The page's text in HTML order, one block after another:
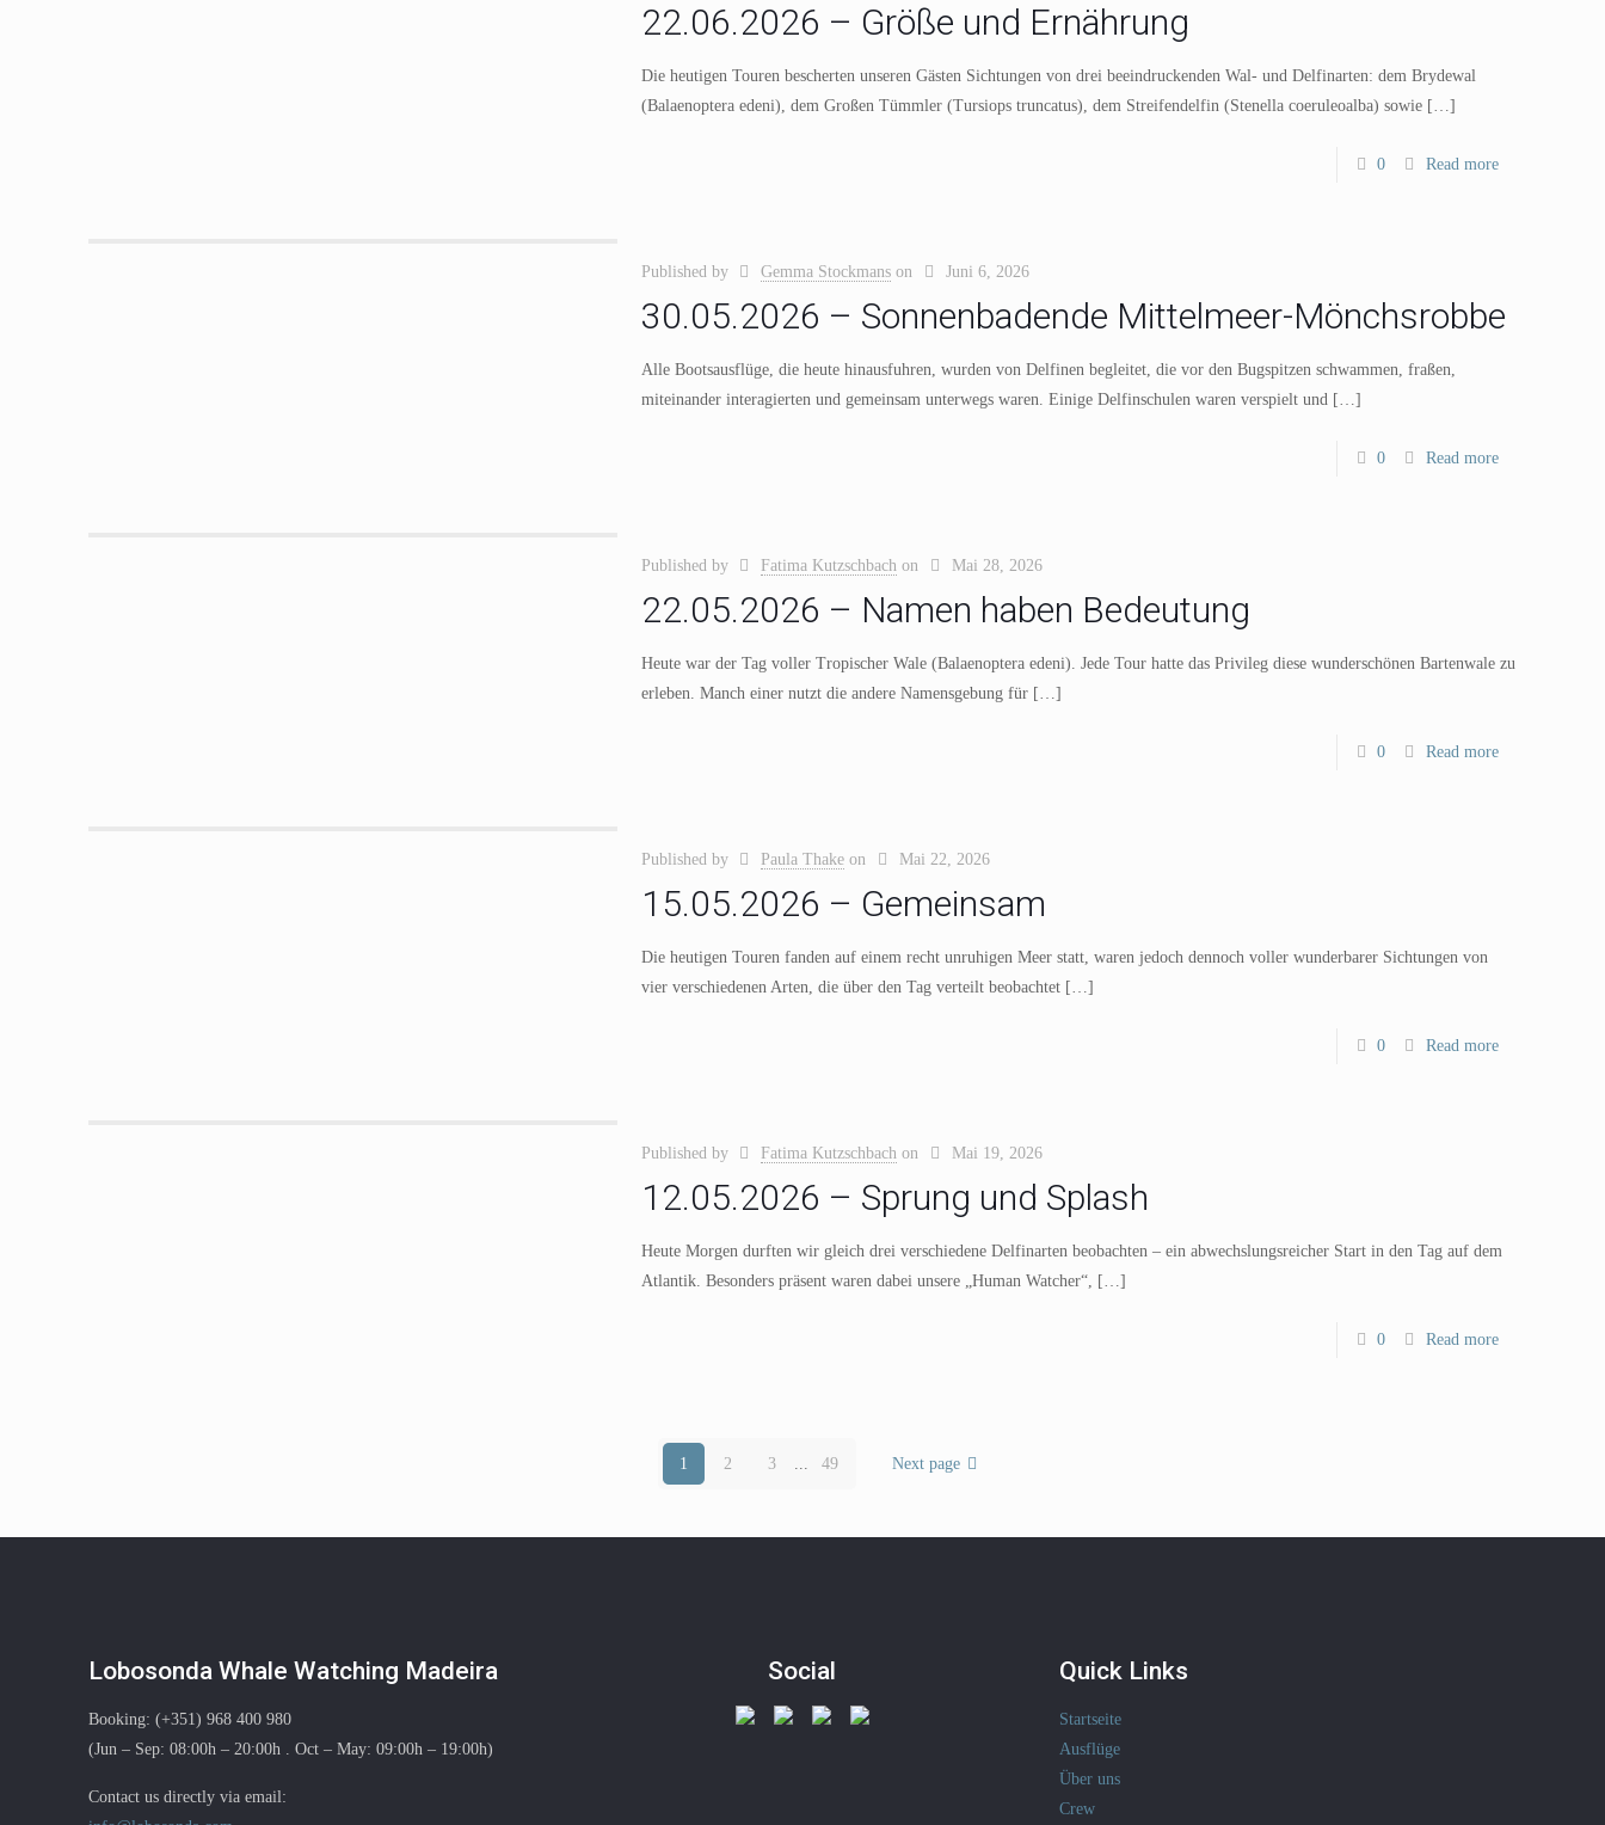
22.06.2026 – Größe und Ernährung
Die heutigen Touren bescherten unseren Gästen Sichtungen von drei beeindruckenden Wal- und Delfinarten: dem Brydewal
(Balaenoptera edeni), dem Großen Tümmler (Tursiops truncatus), dem Streifendelfin (Stenella coeruleoalba) sowie[…]
0 Read more
Published by Gemma Stockmans on Juni 6, 2026
30.05.2026 – Sonnenbadende Mittelmeer-Mönchsrobbe
Alle Bootsausflüge, die heute hinausfuhren, wurden von Delfinen begleitet, die vor den Bugspitzen schwammen, fraßen,
miteinander interagierten und gemeinsam unterwegs waren. Einige Delfinschulen waren verspielt und[…]
0 Read more
Published by Fatima Kutzschbach on Mai 28, 2026
22.05.2026 – Namen haben Bedeutung
Heute war der Tag voller Tropischer Wale (Balaenoptera edeni). Jede Tour hatte das Privileg diese wunderschönen Bartenwale zu
erleben. Manch einer nutzt die andere Namensgebung für[…]
0 Read more
Published by Paula Thake on Mai 22, 2026
15.05.2026 – Gemeinsam
Die heutigen Touren fanden auf einem recht unruhigen Meer statt, waren jedoch dennoch voller wunderbarer Sichtungen von
vier verschiedenen Arten, die über den Tag verteilt beobachtet[…]
0 Read more
Published by Fatima Kutzschbach on Mai 19, 2026
12.05.2026 – Sprung und Splash
Heute Morgen durften wir gleich drei verschiedene Delfinarten beobachten – ein abwechslungsreicher Start in den Tag auf dem
Atlantik. Besonders präsent waren dabei unsere „Human Watcher“, […]
0 Read more
1 2 3 ... 49 Next page
Lobosonda Whale Watching Madeira
Booking: (+351) 968 400 980
(Jun – Sep: 08:00h – 20:00h . Oct – May: 09:00h – 19:00h)
Contact us directly via email:
Social Quick Links
Startseite
Ausflüge
Über uns
Crew